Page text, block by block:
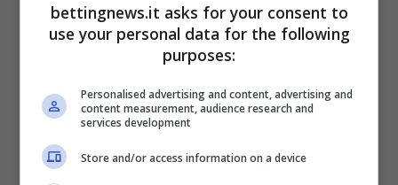
giocatore correttissimo in campo (e un
esempio anche fuori dal perimetro di gioco),
decida di ricorrere alle maniere forti per
provare a frenare la catena mancina
rossonera che
bettingnews.it asks for your consent to
use your personal data for the following
purposes:
Personalised advertising and content, advertising and
content measurement, audience research and
services development
Store and/or access information on a device